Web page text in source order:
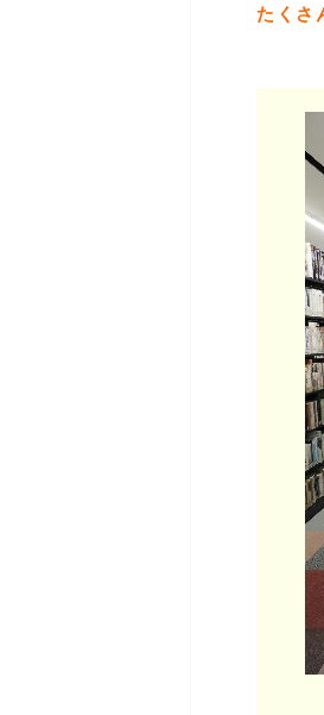
たくさ